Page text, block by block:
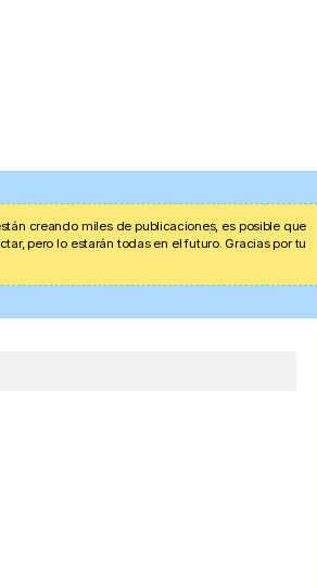
creando miles de publicaciones, es posible que
pero lo estarán todas en el futuro. Gracias por tu